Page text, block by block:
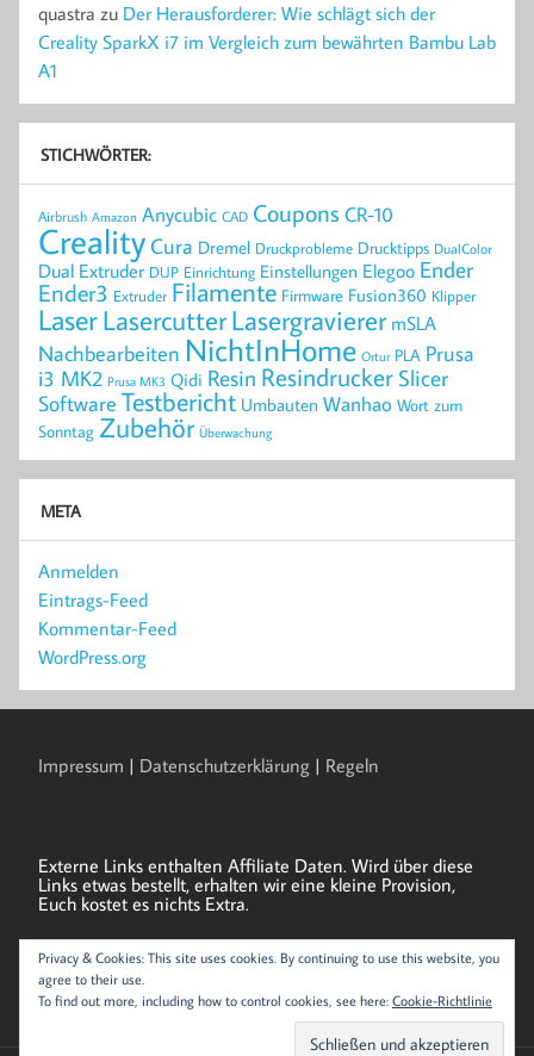
quastra zu Der Herausforderer: Wie schlägt sich der
Creality SparkX i7 im Vergleich zum bewährten Bambu Lab
A1
STICHWÖRTER:
Airbrush Amazon Anycubic CAD Coupons CR-10
Creality Cura Dremel Druckprobleme Drucktipps DualColor
Dual Extruder DUP Einrichtung Einstellungen Elegoo Ender
Ender3 Extruder Filamente Firmware Fusion360 Klipper
LaserLasercutterLasergravierer mSLA
Nachbearbeiten NichtInHome Ortur PLA Prusa
i3 MK2 Prusa MK3 Qidi Resin Resindrucker Slicer
Software Testbericht Umbauten Wanhao Wort zum
Sonntag Zubehör Überwachung
META
Anmelden
Eintrags-Feed
Kommentar-Feed
WordPress.org
Impressum | Datenschutzerklärung | Regeln
Externe Links enthalten Affiliate Daten. Wird über diese
Links etwas bestellt, erhalten wir eine kleine Provision,
Euch kostet es nichts Extra.
Als Amazon-Partner verdienen wir an qualifizierten
Verkäufen.
Privacy & Cookies: This site uses cookies. By continuing to use this website, you
agree to their use.
To find out more, including how to control cookies, see here: Cookie-Richtlinie